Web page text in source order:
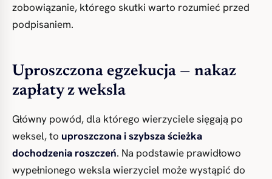
zobowiązanie, którego skutki warto rozumieć przed
podpisaniem.
Uproszczona egzekucja — nakaz
zapłaty z weksla
Główny powód, dla którego wierzyciele sięgają po
weksel, to uproszczona i szybsza ścieżka
dochodzenia roszczeń. Na podstawie prawidłowo
wypełnionego weksla wierzyciel może wystąpić do